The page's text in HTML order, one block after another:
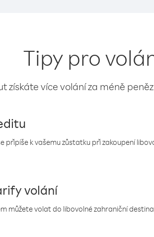
Tipy pro
získáte více volání za méně
připíše k vašemu zůstatku při zakoupení
volání
můžete volat do libovolné zahraniční